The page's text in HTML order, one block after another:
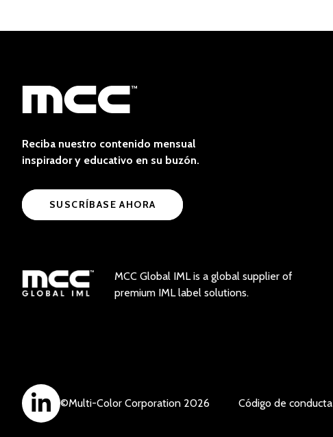
Reciba nuestro contenido mensual
inspirador y educativo en su buzón.
SUSCRÍBASE AHORA
MCC Global IML is a global supplier of
premium IML label solutions.
©Multi-Color Corporation 2026 Código de conducta